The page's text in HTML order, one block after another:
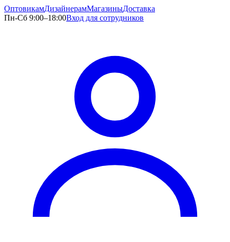
ОптовикамДизайнерамМагазиныДоставка
Пн-Сб 9:00–18:00Вход для сотрудников